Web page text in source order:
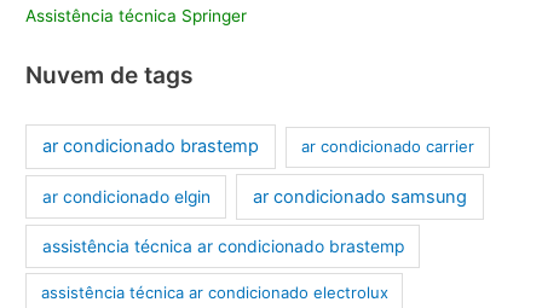
Assistência técnica Springer
Nuvem de tags
ar condicionado brastemp ar condicionado carrier
ar condicionado elgin ar condicionado samsung
assistência técnica ar condicionado brastemp
assistência técnica ar condicionado electrolux